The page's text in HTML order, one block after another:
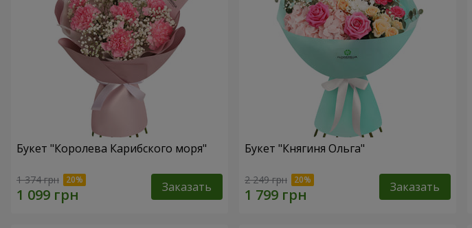
Букет "Королева Карибского моря"
1 374 грн Заказать
Букет "Княгиня Ольга"
2 249 грн Заказать